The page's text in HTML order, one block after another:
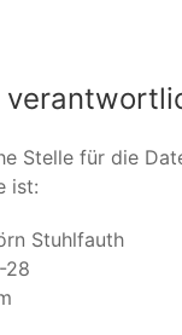
Stelle für die
ist:
Stuhlfauth
28